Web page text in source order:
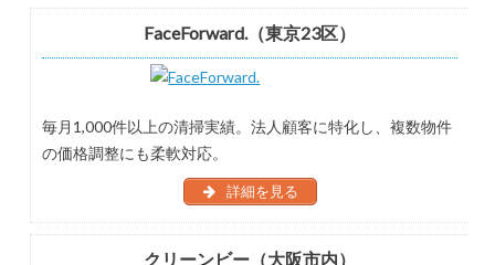
FaceForward.（東京23区）
毎月1,000件以上の清掃実績。法人顧客に特化し、複数物件
の価格調整にも柔軟対応。
詳細を見る
クリーンビー（大阪市内）